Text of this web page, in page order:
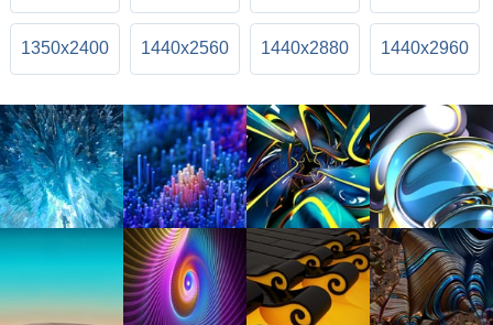
1350x2400 1440x2560 1440x2880 1440x2960